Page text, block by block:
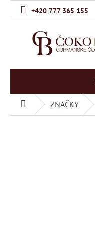
+420 777 365 155
Domů ZNAČKY